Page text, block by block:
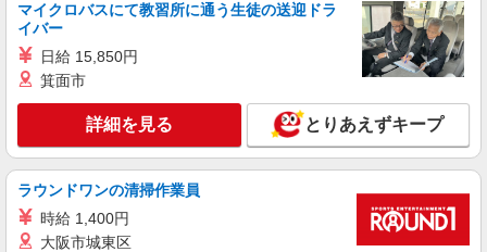
マイクロバスにて教習所に通う生徒の送迎ドラ
イバー
日給 15,850円
箕面市
詳細を見る とりあえずキープ
ラウンドワンの清掃作業員
時給 1,400円
大阪市城東区